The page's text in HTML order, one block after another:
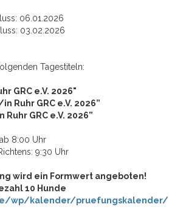
06.01.2026
03.02.2026
Tagestiteln:
GRC e.V. 2026"
Ruhr GRC e.V. 2026”
GRC e.V. 2026”
8:00 Uhr
9:30 Uhr
wird ein Formwert angeboten!
10 Hunde
wp/kalender/pruefungskalender/